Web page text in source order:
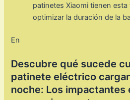
patinetes Xiaomi tienen
optimizar la duración de la
En
Descubre qué sucede
patinete eléctrico
noche: Los impactantes